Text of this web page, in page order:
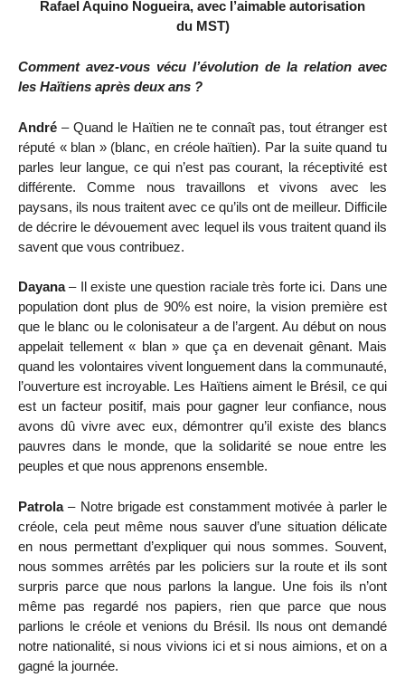
Rafael Aquino Nogueira, avec l’aimable autorisation
du MST)
Comment avez-vous vécu l’évolution de la relation avec
les Haïtiens après deux ans ?
André – Quand le Haïtien ne te connaît pas, tout étranger est
réputé « blan » (blanc, en créole haïtien). Par la suite quand tu
parles leur langue, ce qui n’est pas courant, la réceptivité est
différente. Comme nous travaillons et vivons avec les
paysans, ils nous traitent avec ce qu’ils ont de meilleur. Difficile
de décrire le dévouement avec lequel ils vous traitent quand ils
savent que vous contribuez.
Dayana– Il existe une question raciale très forte ici. Dans une
population dont plus de 90% est noire, la vision première est
que le blanc ou le colonisateur a de l’argent. Au début on nous
appelait tellement « blan » que ça en devenait gênant. Mais
quand les volontaires vivent longuement dans la communauté,
l’ouverture est incroyable. Les Haïtiens aiment le Brésil, ce qui
est un facteur positif, mais pour gagner leur confiance, nous
avons dû vivre avec eux, démontrer qu’il existe des blancs
pauvres dans le monde, que la solidarité se noue entre les
peuples et que nous apprenons ensemble.
Patrola– Notre brigade est constamment motivée à parler le
créole, cela peut même nous sauver d’une situation délicate
en nous permettant d’expliquer qui nous sommes. Souvent,
nous sommes arrêtés par les policiers sur la route et ils sont
surpris parce que nous parlons la langue. Une fois ils n’ont
même pas regardé nos papiers, rien que parce que nous
parlions le créole et venions du Brésil. Ils nous ont demandé
notre nationalité, si nous vivions ici et si nous aimions, et on a
gagné la journée.